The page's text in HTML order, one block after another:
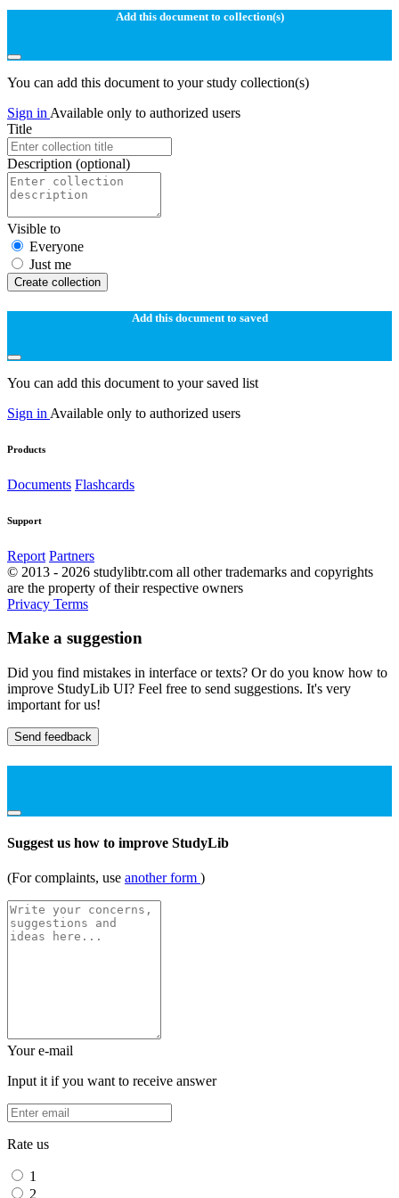
Add this document to collection(s)
You can add this document to your study collection(s)
Sign in Available only to authorized users
Title
Description (optional)
Visible to
Everyone
Just me
Create collection
Add this document to saved
You can add this document to your saved list
Sign in Available only to authorized users
Products
Documents Flashcards
Support
Report Partners
© 2013 - 2026 studylibtr.com all other trademarks and copyrights
are the property of their respective owners
Privacy Terms
Make a suggestion
Did you find mistakes in interface or texts? Or do you know how to
improve StudyLib UI? Feel free to send suggestions. It's very
important for us!
Send feedback
Suggest us how to improve StudyLib
(For complaints, use another form )
Your e-mail
Input it if you want to receive answer
Rate us
1
2